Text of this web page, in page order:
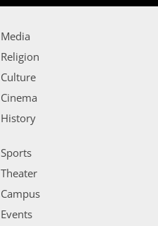
Media
Religion
Culture
Cinema
History
Sports
Theater
Campus
Events